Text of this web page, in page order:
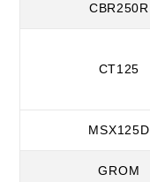
CBR250R
CT125
MSX125D
GROM